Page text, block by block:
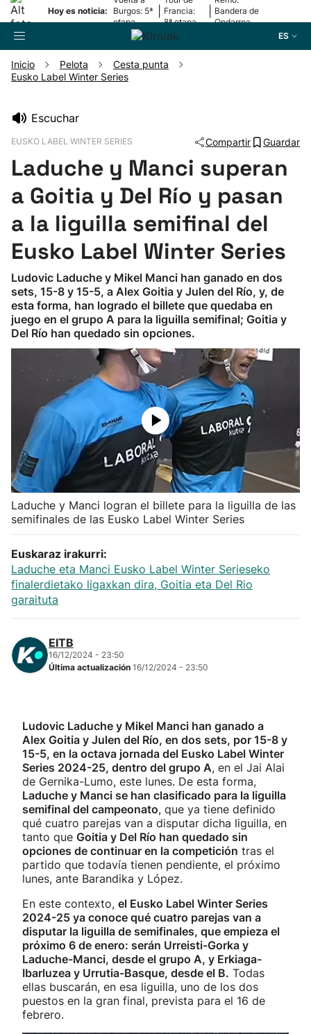
Hoy es noticia:
Burgos: 5ª
etapa
Francia:
8ª etapa
Bandera de
Ondarroa
ES
Fútbol
Pelota
Remo
Baloncesto
Ciclismo
Herri-kirolak
Kirolak 360
Atletismo
Carreras de montaña
Más deportes
"Helmuga"
Inicio Pelota
Cesta punta
Eusko Label Winter Series
Escuchar
EUSKO LABEL WINTER SERIES Compartir Guardar
Laduche y Manci superan
a Goitia y Del Río y pasan
a la liguilla semifinal del
Eusko Label Winter Series
Ludovic Laduche y Mikel Manci han ganado en dos
sets, 15-8 y 15-5, a Alex Goitia y Julen del Río, y, de
esta forma, han logrado el billete que quedaba en
juego en el grupo A para la liguilla semifinal; Goitia y
Del Río han quedado sin opciones.
Laduche y Manci logran el billete para la liguilla de las
semifinales de las Eusko Label Winter Series
Euskaraz irakurri:
Laduche eta Manci Eusko Label Winter Serieseko
finalerdietako ligaxkan dira, Goitia eta Del Rio
garaituta
EITB
16/12/2024 - 23:50
Última actualización 16/12/2024 - 23:50
Ludovic Laduche y Mikel Manci han ganado a
Alex Goitia y Julen del Río, en dos sets, por 15-8 y
15-5, en la octava jornada del Eusko Label Winter
Series 2024-25, dentro del grupo A, en el Jai Alai
de Gernika-Lumo, este lunes. De esta forma,
Laduche y Manci se han clasificado para la liguilla
semifinal del campeonato, que ya tiene definido
qué cuatro parejas van a disputar dicha liguilla, en
tanto que Goitia y Del Río han quedado sin
opciones de continuar en la competición tras el
partido que todavía tienen pendiente, el próximo
lunes, ante Barandika y López.
En este contexto, el Eusko Label Winter Series
2024-25 ya conoce qué cuatro parejas van a
disputar la liguilla de semifinales, que empieza el
próximo 6 de enero: serán Urreisti-Gorka y
Laduche-Manci, desde el grupo A, y Erkiaga-
Ibarluzea y Urrutia-Basque, desde el B. Todas
ellas buscarán, en esa liguilla, uno de los dos
puestos en la gran final, prevista para el 16 de
febrero.